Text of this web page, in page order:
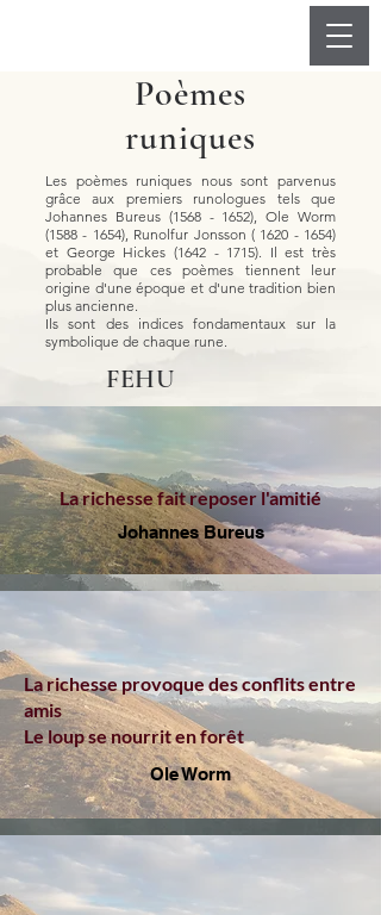
Poèmes
runiques
Les poèmes runiques nous sont parvenus
grâce aux premiers runologues tels que
Johannes Bureus (1568 - 1652), Ole Worm
(1588 - 1654), Runolfur Jonsson ( 1620 - 1654)
et George Hickes (1642 - 1715). Il est très
probable que ces poèmes tiennent leur
origine d'une époque et d'une tradition bien
plus ancienne.
Ils sont des indices fondamentaux sur la
symbolique de chaque rune.
FEHU
La richesse fait reposer l'amitié
Johannes Bureus
La richesse provoque des conflits entre
amis
Le loup se nourrit en forêt
Ole Worm